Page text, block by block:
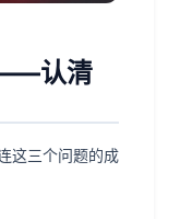
认清
这三个问题的成